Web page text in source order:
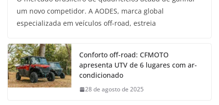
um novo competidor. A AODES, marca global
especializada em veículos off-road, estreia
Conforto off-road: CFMOTO
apresenta UTV de 6 lugares com ar-
condicionado
28 de agosto de 2025